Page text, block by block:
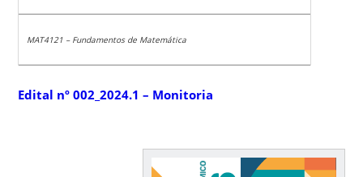
MAT4121 – Fundamentos de Matemática
Edital nº 002_2024.1 – Monitoria